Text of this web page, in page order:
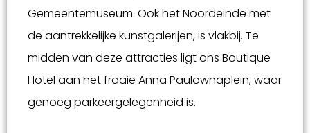
Gemeentemuseum. Ook het Noordeinde met
de aantrekkelijke kunstgalerijen, is vlakbij. Te
midden van deze attracties ligt ons Boutique
Hotel aan het fraaie Anna Paulownaplein, waar
genoeg parkeergelegenheid is.